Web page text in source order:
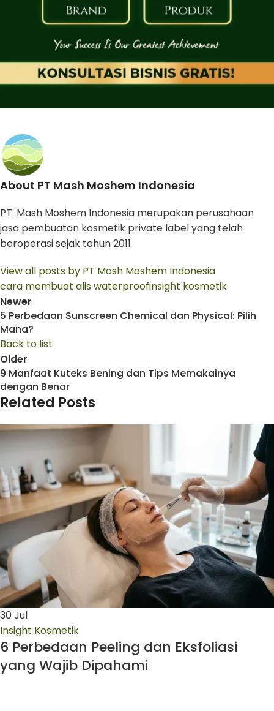
About PT Mash Moshem Indonesia
PT. Mash Moshem Indonesia merupakan perusahaan
jasa pembuatan kosmetik private label yang telah
beroperasi sejak tahun 2011
View all posts by PT Mash Moshem Indonesia
cara membuat alis waterproofinsight kosmetik
Newer
5 Perbedaan Sunscreen Chemical dan Physical: Pilih
Mana?
Back to list
Older
9 Manfaat Kuteks Bening dan Tips Memakainya
dengan Benar
Related Posts
30Jul
Insight Kosmetik
6 Perbedaan Peeling dan Eksfoliasi
yang Wajib Dipahami